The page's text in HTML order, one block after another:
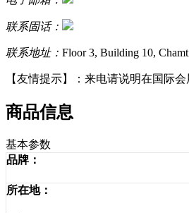
联系固话：
联系地址： Floor 3, Building 10,
【友情提示】： 来电请说明在国际会
商品信息
基本参数
品牌：
所在地：